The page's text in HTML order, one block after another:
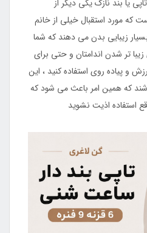
یا بند نازک یکی دیگر از
که مورد استقبال خیلی از خانم
زیبایی بدن می دهند که شما
تر شدن اندامتان و حتی برای
و پیاده روی استفاده کنید ، این
که همین امر باعث می شود که
استفاده اذیت نشوید